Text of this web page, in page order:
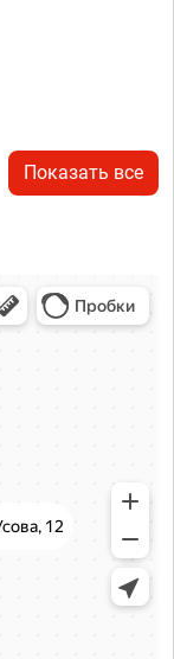
Показать все